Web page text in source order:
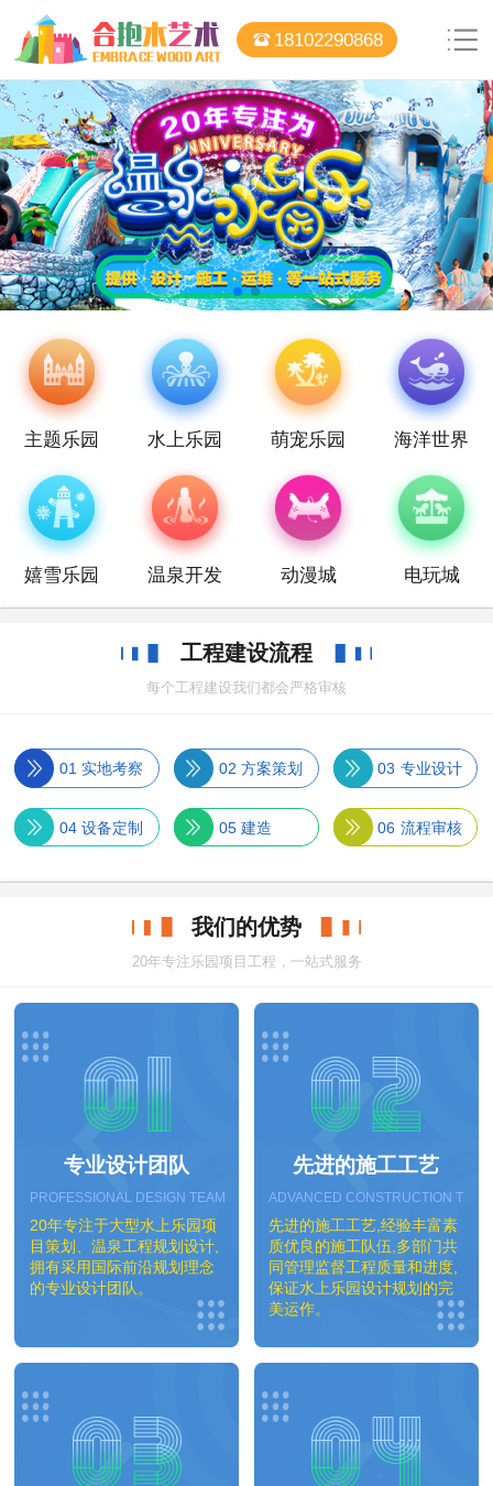
18102290868
主题乐园 水上乐园 萌宠乐园 海洋世界
嬉雪乐园 温泉开发 动漫城 电玩城
工程建设流程
每个工程建设我们都会严格审核
01 实地考察 02 方案策划 03 专业设计
04 设备定制 05 建造 06 流程审核
我们的优势
20年专注乐园项目工程，一站式服务
专业设计团队
PROFESSIONAL DESIGN TEAM
20年专注于大型水上乐园项
目策划、温泉工程规划设计,
拥有采用国际前沿规划理念
的专业设计团队。
先进的施工工艺
ADVANCED CONSTRUCTION
先进的施工工艺,经验丰富素
质优良的施工队伍,多部门共
同管理监督工程质量和进度,
保证水上乐园设计规划的完
美运作。